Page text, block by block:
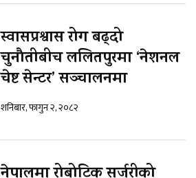
स्वासप्रश्वास रोग बढ्दो
चुनौतीबीच ललितपुरमा ‘नेशनल
चेष्ट सेन्टर’ सञ्चालनमा
शनिबार, फागुन २, २०८२